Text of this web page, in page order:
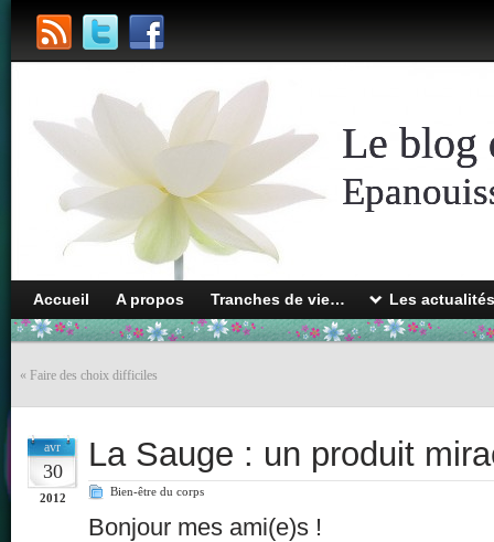
Le blog
Accueil A propos Tranches de vie… Les
« Faire des choix difficiles
avr
30
2012
La Sauge : un produit
Bien-être du corps
Bonjour mes ami(e)s !